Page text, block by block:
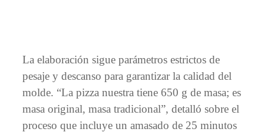
La elaboración sigue parámetros estrictos de
pesaje y descanso para garantizar la calidad del
molde. “La pizza nuestra tiene 650 g de masa; es
masa original, masa tradicional”, detalló sobre el
proceso que incluye un amasado de 25 minutos